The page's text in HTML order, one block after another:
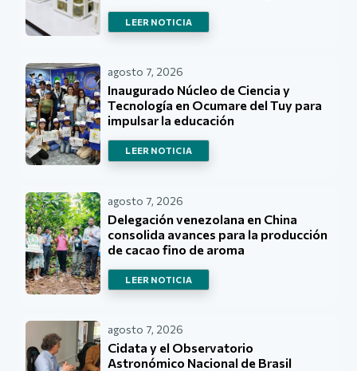
LEER NOTICIA
agosto 7, 2026
Inaugurado Núcleo de Ciencia y
Tecnología en Ocumare del Tuy para
impulsar la educación
LEER NOTICIA
agosto 7, 2026
Delegación venezolana en China
consolida avances para la producción
de cacao fino de aroma
LEER NOTICIA
agosto 7, 2026
Cidata y el Observatorio
Astronómico Nacional de Brasil